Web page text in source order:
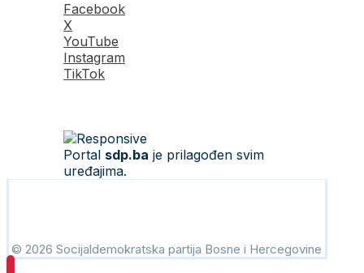
Facebook
X
YouTube
Instagram
TikTok
Portal sdp.ba je prilagođen svim
uređajima.
© 2026 Socijaldemokratska partija Bosne i Hercegovine